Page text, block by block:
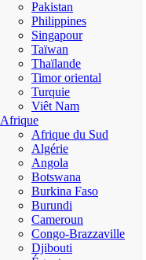
Pakistan
Philippines
Singapour
Taïwan
Thaïlande
Timor oriental
Turquie
Viêt Nam
Afrique
Afrique du Sud
Algérie
Angola
Botswana
Burkina Faso
Burundi
Cameroun
Congo-Brazzaville
Djibouti